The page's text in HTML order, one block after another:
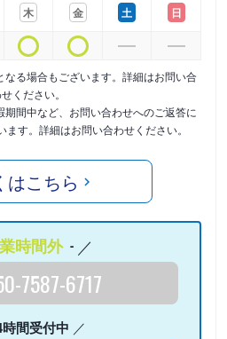
木
金
土
日
る場合もございます。詳細はお問い合
ください。
間中など、お問い合わせへのご返答に
す。詳細はお問い合わせください。
はこちら
時間外 -
7587-6717
間受付中